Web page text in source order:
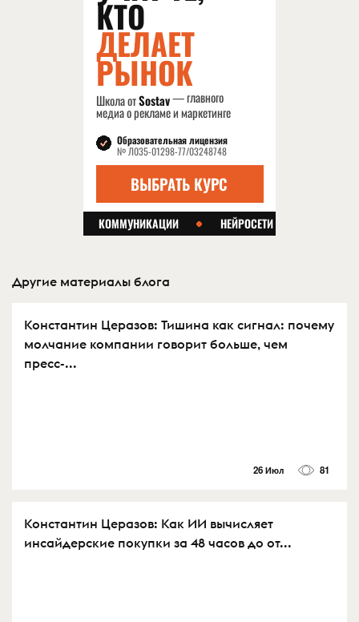
Другие материалы блога
Константин Церазов: Тишина как сигнал: почему
молчание компании говорит больше, чем
пресс-...
26 Июл 81
Константин Церазов: Как ИИ вычисляет
инсайдерские покупки за 48 часов до от...